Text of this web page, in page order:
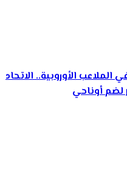
الأوروبية.. الاتحاد
لضم أوناحي